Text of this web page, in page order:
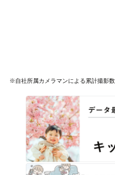
※自社所属カメラマンによる累計撮影